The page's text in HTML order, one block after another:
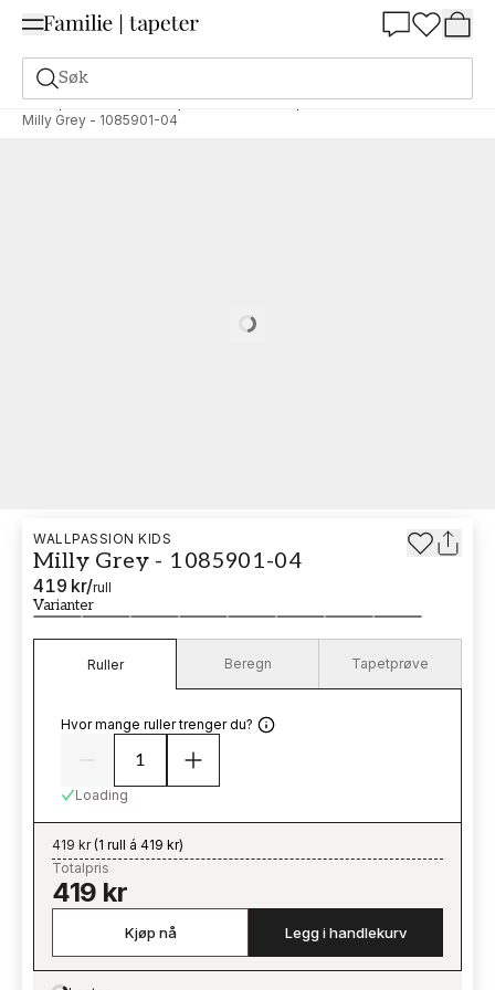
Søk
Tapeter Merke Wallpassion Kids Wallpassion Kids
Milly Grey - 1085901-04
Loading…
WALLPASSION KIDS
Milly Grey - 1085901-04
419 kr/rull
Varianter
Ruller Beregn Tapetprøve
Hvor mange ruller trenger du?
Loading
419 kr(1 rull á 419 kr)
Totalpris
419 kr
Kjøp nå Legg i handlekurv